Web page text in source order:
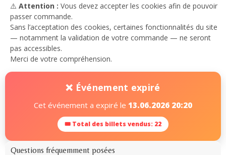
⚠️ Attention : Vous devez accepter les cookies afin de pouvoir
passer commande.
Sans l’acceptation des cookies, certaines fonctionnalités du site
— notamment la validation de votre commande — ne seront
pas accessibles.
Merci de votre compréhension.
❌ Événement expiré
Cet événement a expiré le 13.06.2026 20:20
🎟 Total des billets vendus: 22
Questions fréquemment posées